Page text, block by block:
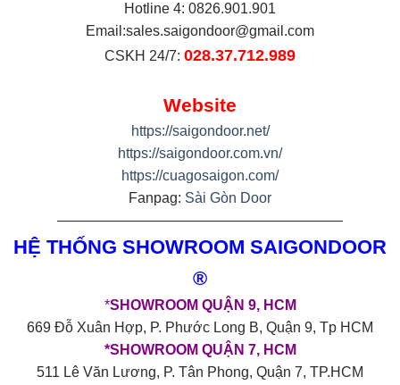
Hotline 4: 0826.901.901
Email:sales.saigondoor@gmail.com
CSKH 24/7: 028.37.712.989
Website
https://saigondoor.net/
https://saigondoor.com.vn/
https://cuagosaigon.com/
Fanpag: Sài Gòn Door
————————————————————
HỆ THỐNG SHOWROOM SAIGONDOOR
®
*SHOWROOM QUẬN 9, HCM
669 Đỗ Xuân Hợp, P. Phước Long B, Quận 9, Tp HCM
*SHOWROOM QUẬN 7, HCM
511 Lê Văn Lương, P. Tân Phong, Quận 7, TP.HCM